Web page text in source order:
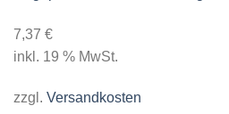
7,37 €
inkl. 19 % MwSt.
zzgl. Versandkosten